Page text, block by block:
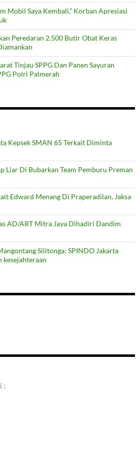
Mobil Saya Kembali,” Korban Apresiasi
Peredaran 2.500 Butir Obat Keras
Tinjau SPPG Dan Panen Sayuran
Polri Palmerah
Kepsek SMAN 65 Terkait Diminta
Liar Di Bubarkan Team Pemburu Preman
Edward Menang Di Praperadilan, Jaksa
AD/ART Mitra Jaya Dihadiri Dandim
Silitonga: SPINDO Jakarta
kesejahteraan
: